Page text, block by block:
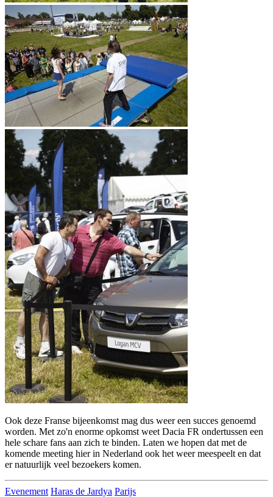
Ook deze Franse bijeenkomst mag dus weer een succes genoemd
worden. Met zo'n enorme opkomst weet Dacia FR ondertussen een
hele schare fans aan zich te binden. Laten we hopen dat met de
komende meeting hier in Nederland ook het weer meespeelt en dat
er natuurlijk veel bezoekers komen.
Evenement Haras de Jardya Parijs